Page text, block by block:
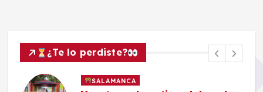
¿Te lo perdiste?
SALAMANCA